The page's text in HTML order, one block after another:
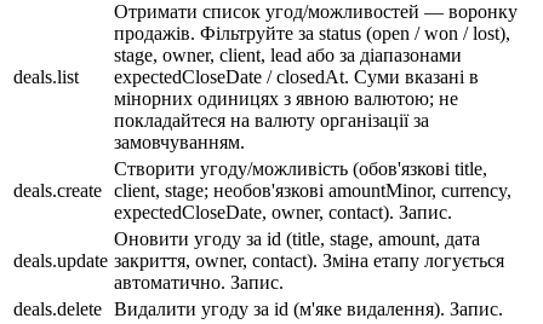
deals.list
Отримати список угод/можливостей — воронку
продажів. Фільтруйте за status (open / won / lost),
stage, owner, client, lead або за діапазонами
expectedCloseDate / closedAt. Суми вказані в
мінорних одиницях з явною валютою; не
покладайтеся на валюту організації за
замовчуванням.
deals.create
Створити угоду/можливість (обов'язкові title,
client, stage; необов'язкові amountMinor, currency,
expectedCloseDate, owner, contact). Запис.
deals.update
Оновити угоду за id (title, stage, amount, дата
закриття, owner, contact). Зміна етапу логується
автоматично. Запис.
deals.delete Видалити угоду за id (м'яке видалення). Запис.